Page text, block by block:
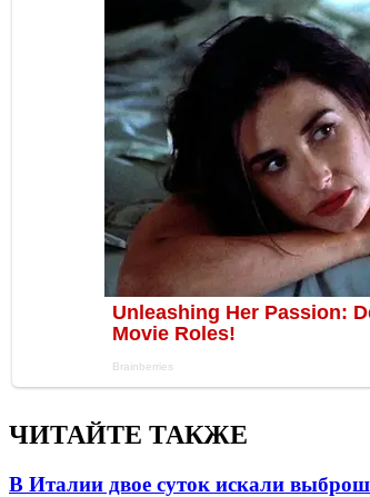
ЧИТАЙТЕ ТАКЖЕ
В Италии двое суток искали